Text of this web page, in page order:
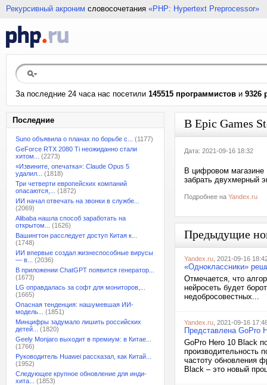
Рекурсивный акроним словосочетания «PHP: Hypertext Preprocessor»
За последние 24 часа нас посетили 145515 программистов и 9326
Последние
Suno объявила о планах по борьбе с...
(1177)
GeForce RTX 2080 Ti неожиданно стали
хитом...
(2273)
«Извините, опечатка»: Claude Opus 5
удалил...
(1818)
Три четверти европейских компаний
опасаются,...
(1872)
ИИ начал отвечать на звонки в службе...
(2069)
Alibaba нашла способ заработать на
открытом...
(1626)
Вашингтон расследует доступ Китая к...
(1748)
ИИ впервые создал жизнеспособные вирусы
— в...
(2036)
В приложении ChatGPT появится генератор...
(1673)
LG оправдалась за софт для мониторов,...
(1665)
Опасная тенденция: нашумевшая ИИ-
модель...
(1851)
Минцифры задумало лишить российских
детей...
(1820)
Geely Monjaro выходит в премиум: в Китае...
(1766)
Руководитель Huawei рассказал, как Китай...
(1952)
Следующее крупное обновление для инди-
хита...
(1853)
В Epic Games
Дата: 2021-09-16 18:32
В цифровом магазине
забрать двухмерный
Подробнее на Yandex.ru
Предыдущие
Yandex.ru , 2021-09-16
«Одноклассники»
Отмечается, что
нейросеть будет
недобросовестных...
Yandex.ru , 2021-09-16
Представлена GoPro
GoPro Hero 10 Black
производительность
частоту обновления
Black – это новый